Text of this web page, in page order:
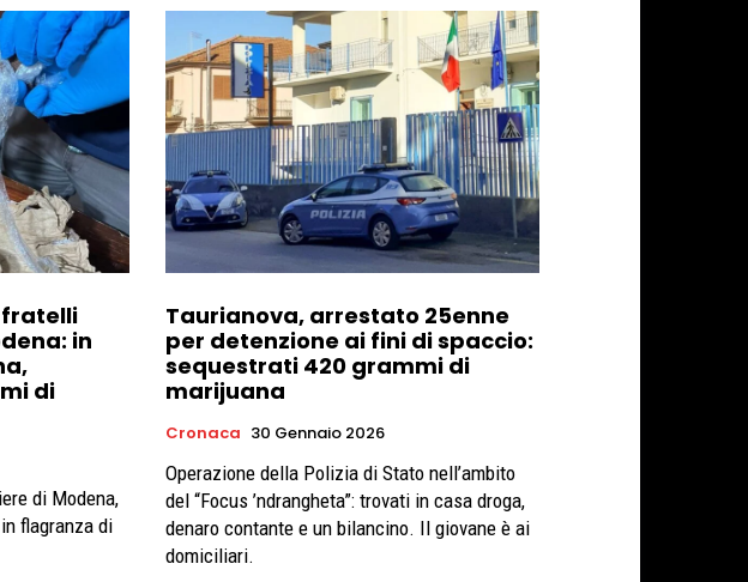
fratelli
in
di
di Modena,
flagranza di
Taurianova, arrestato 25enne
per detenzione ai fini di spaccio:
sequestrati 420 grammi di
marijuana
Cronaca 30 Gennaio 2026
Operazione della Polizia di Stato nell’ambito
del “Focus ’ndrangheta”: trovati in casa droga,
denaro contante e un bilancino. Il giovane è ai
domiciliari.